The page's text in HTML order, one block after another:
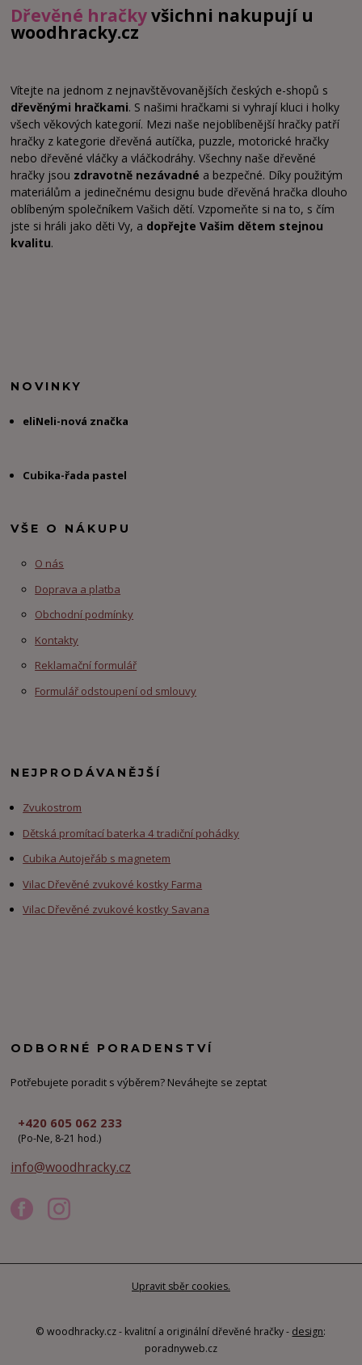
Dřevěné hračkyvšichni nakupují u
woodhracky.cz
Vítejte na jednom z nejnavštěvovanějších českých e-shopů s
dřevěnými hračkami. S našimi hračkami si vyhrají kluci i holky
všech věkových kategorií. Mezi naše nejoblíbenější hračky patří
hračky z kategorie dřevěná autíčka, puzzle, motorické hračky
nebo dřevěné vláčky a vláčkodráhy. Všechny naše dřevěné
hračky jsou zdravotně nezávadné a bezpečné. Díky použitým
materiálům a jedinečnému designu bude dřevěná hračka dlouho
oblíbeným společníkem Vašich dětí. Vzpomeňte si na to, s čím
jste si hráli jako děti Vy, a dopřejte Vašim dětem stejnou
kvalitu.
NOVINKY
eliNeli-nová značka
Cubika-řada pastel
VŠE O NÁKUPU
O nás
Doprava a platba
Obchodní podmínky
Kontakty
Reklamační formulář
Formulář odstoupení od smlouvy
NEJPRODÁVANĚJŠÍ
Zvukostrom
Dětská promítací baterka 4 tradiční pohádky
Cubika Autojeřáb s magnetem
Vilac Dřevěné zvukové kostky Farma
Vilac Dřevěné zvukové kostky Savana
ODBORNÉ PORADENSTVÍ
Potřebujete poradit s výběrem? Neváhejte se zeptat
+420 605 062 233
(Po-Ne, 8-21 hod.)
info@woodhracky.cz
Upravit sběr cookies.
© woodhracky.cz - kvalitní a originální dřevěné hračky - design:
poradnyweb.cz